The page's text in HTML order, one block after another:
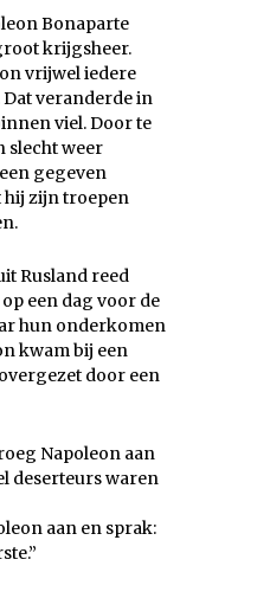
Bonaparte
krijgsheer.
vrijwel iedere
veranderde in
viel. Door te
slecht weer
gegeven
zijn troepen
Rusland reed
een dag voor de
hun onderkomen
kwam bij een
door een
Napoleon aan
deserteurs waren
aan en sprak: